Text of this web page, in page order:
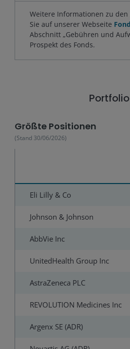
Weitere Informationen zu
Sie auf unserer Webseite
Abschnitt „Gebühren und
Prospekt des Fonds.
Portfolio
Größte Positionen
(Stand 30/06/2026)
Eli Lilly & Co
Johnson & Johnson
AbbVie Inc
UnitedHealth Group Inc
AstraZeneca PLC
REVOLUTION Medicines Inc
Argenx SE (ADR)